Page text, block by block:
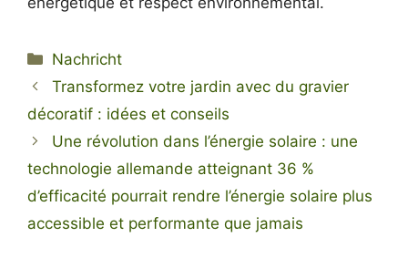
Kategorien
Nachricht
Transformez votre jardin avec du gravier
décoratif : idées et conseils
Une révolution dans l’énergie solaire : une
technologie allemande atteignant 36 %
d’efficacité pourrait rendre l’énergie solaire plus
accessible et performante que jamais